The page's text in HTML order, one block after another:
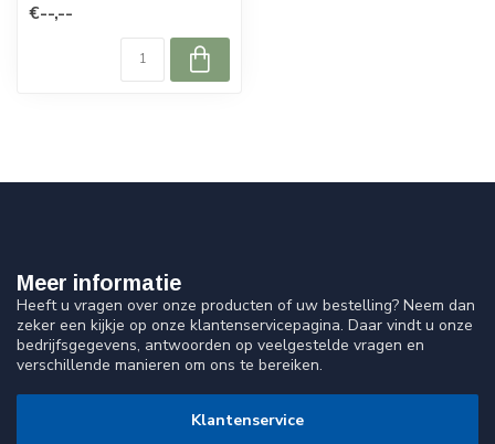
€--,--
Meer informatie
Heeft u vragen over onze producten of uw bestelling? Neem dan
zeker een kijkje op onze klantenservicepagina. Daar vindt u onze
bedrijfsgegevens, antwoorden op veelgestelde vragen en
verschillende manieren om ons te bereiken.
Klantenservice